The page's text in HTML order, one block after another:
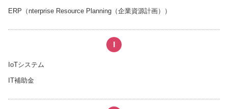
ERP（nterprise Resource Planning（企業資源計画））
IoTシステム
IT補助金